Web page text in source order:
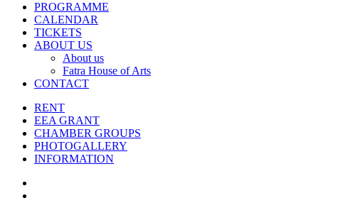
PROGRAMME
CALENDAR
TICKETS
ABOUT US
About us
Fatra House of Arts
CONTACT
RENT
EEA GRANT
CHAMBER GROUPS
PHOTOGALLERY
INFORMATION